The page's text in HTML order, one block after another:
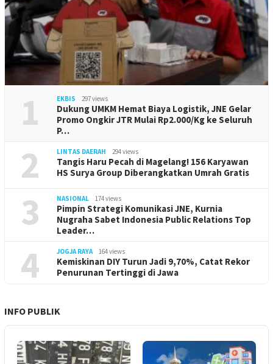
1 EKBIS 297 views
Dukung UMKM Hemat Biaya Logistik, JNE Gelar
Promo Ongkir JTR Mulai Rp2.000/Kg ke Seluruh
P…
2 LINTAS DAERAH 294 views
Tangis Haru Pecah di Magelang! 156 Karyawan
HS Surya Group Diberangkatkan Umrah Gratis
3 NASIONAL 174 views
Pimpin Strategi Komunikasi JNE, Kurnia
Nugraha Sabet Indonesia Public Relations Top
Leader…
4 JOGJA RAYA 164 views
Kemiskinan DIY Turun Jadi 9,70%, Catat Rekor
Penurunan Tertinggi di Jawa
INFO PUBLIK